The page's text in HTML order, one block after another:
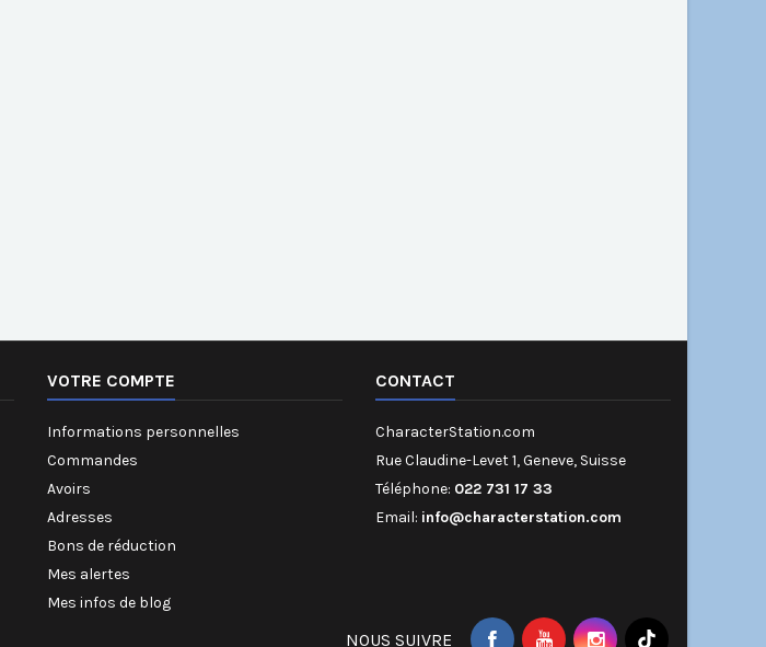
VOTRE COMPTE
Informations personnelles
Commandes
Avoirs
Adresses
Bons de réduction
Mes alertes
Mes infos de blog
CONTACT
CharacterStation.com
Rue Claudine-Levet 1, Geneve, Suisse
Téléphone: 022 731 17 33
Email: info@characterstation.com
NOUS SUIVRE